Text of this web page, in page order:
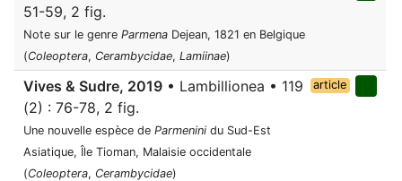
51-59, 2 fig.
Note sur le genre Parmena Dejean, 1821 en Belgique
(Coleoptera, Cerambycidae, Lamiinae)
Vives & Sudre, 2019 • Lambillionea • 119
(2) : 76-78, 2 fig.
Une nouvelle espèce de Parmenini du Sud-Est
Asiatique, Île Tioman, Malaisie occidentale
(Coleoptera, Cerambycidae)
article